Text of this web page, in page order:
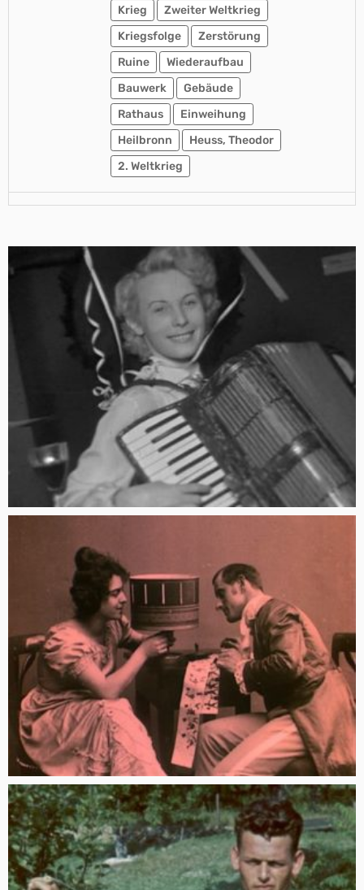
Krieg
Zweiter Weltkrieg
Kriegsfolge
Zerstörung
Ruine
Wiederaufbau
Bauwerk
Gebäude
Rathaus
Einweihung
Heilbronn
Heuss, Theodor
2. Weltkrieg